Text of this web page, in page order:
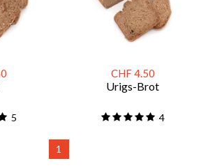
5
CHF 4.50
Urigs-Brot
4
1